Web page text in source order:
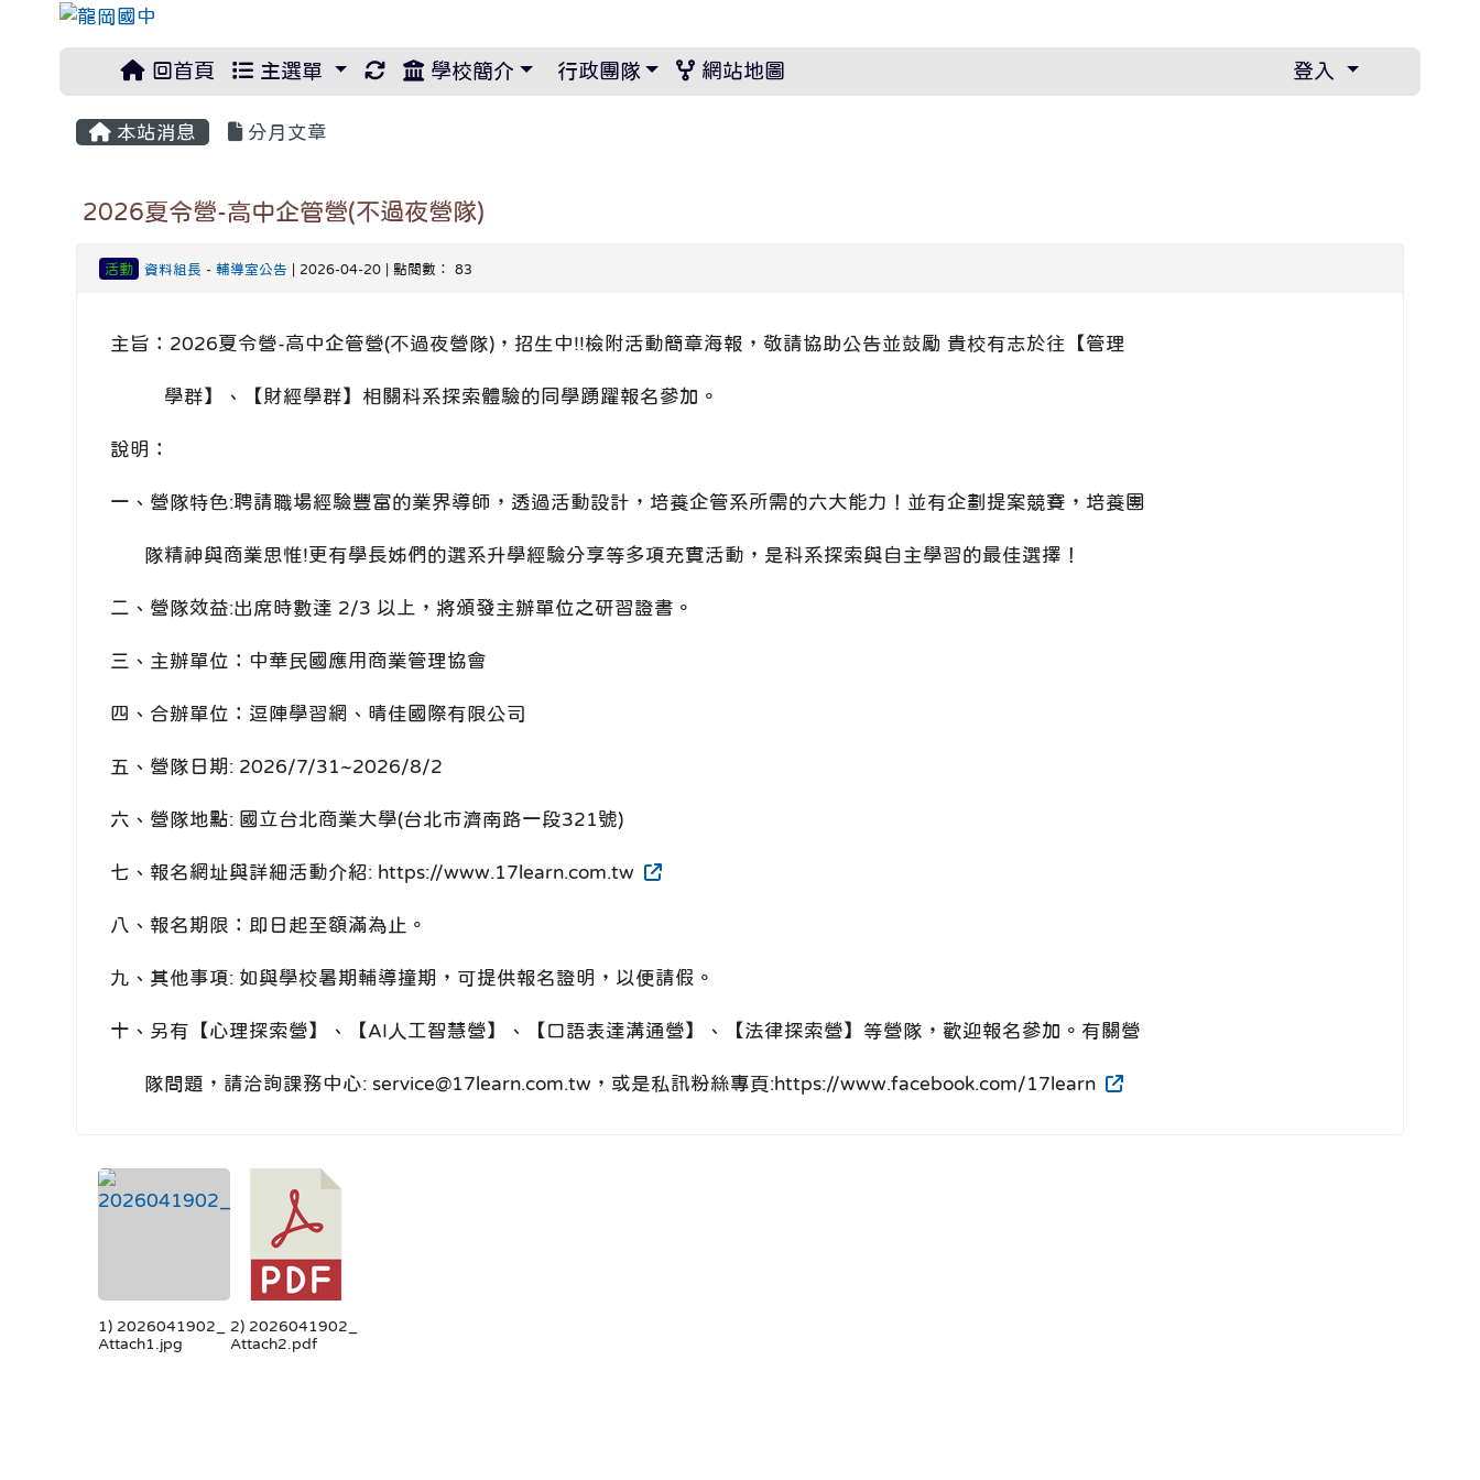
回首頁 主選單 重新取得佈景設定
學校簡介 行政團隊 網站地圖 登入
本站消息 分月文章
2026夏令營-高中企管營(不過夜營隊)
活動 資料組長 -輔導室公告 | 2026-04-20 | 點閱數： 83
主旨：2026夏令營-高中企管營(不過夜營隊)，招生中!!檢附活動簡章海報，敬請協助公告並鼓勵 貴校有志於往【管理
學群】、【財經學群】相關科系探索體驗的同學踴躍報名參加。
說明：
一、營隊特色:聘請職場經驗豐富的業界導師，透過活動設計，培養企管系所需的六大能力！並有企劃提案競賽，培養團
隊精神與商業思惟!更有學長姊們的選系升學經驗分享等多項充實活動，是科系探索與自主學習的最佳選擇！
二、營隊效益:出席時數達 2/3 以上，將頒發主辦單位之研習證書。
三、主辦單位：中華民國應用商業管理協會
四、合辦單位：逗陣學習網、晴佳國際有限公司
五、營隊日期: 2026/7/31~2026/8/2
六、營隊地點: 國立台北商業大學(台北市濟南路一段321號)
七、報名網址與詳細活動介紹: https://www.17learn.com.tw
八、報名期限：即日起至額滿為止。
九、其他事項: 如與學校暑期輔導撞期，可提供報名證明，以便請假。
十、另有【心理探索營】、【AI人工智慧營】、【口語表達溝通營】、【法律探索營】等營隊，歡迎報名參加。有關營
隊問題，請洽詢課務中心: service@17learn.com.tw，或是私訊粉絲專頁:https://www.facebook.com/17learn
1) 2026041902_
Attach1.jpg
2) 2026041902_
Attach2.pdf